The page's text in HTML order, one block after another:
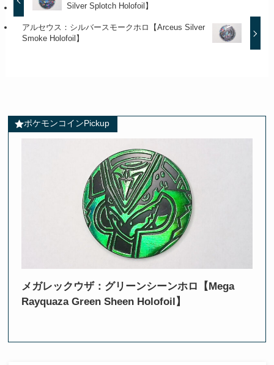
Silver Splotch Holofoil】
アルセウス：シルバースモークホロ【Arceus Silver
Smoke Holofoil】
ポケモンコインPickup
メガレックウザ：グリーンシーンホロ【Mega
Rayquaza Green Sheen Holofoil】